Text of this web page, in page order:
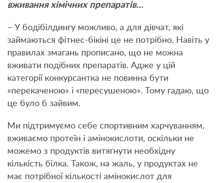
вживання хімічних препаратів…
– У бодібілдингу можливо, а для дівчат, які
займаються фітнес-бікіні це не потрібно. Навіть у
правилах змагань прописано, що не можна
вживати подібних препаратів. Адже у цій
категорії конкурсантка не повинна бути
«перекаченою» і «пересушеною». Тому гадаю, що
це було б зайвим.
Ми підтримуємо себе спортивним харчуванням,
вживаємо протеїн і амінокислоти, оскільки не
можемо з продуктів витягнути необхідну
кількість білка. Також, на жаль, у продуктах не
має потрібної кількості амінокислот для